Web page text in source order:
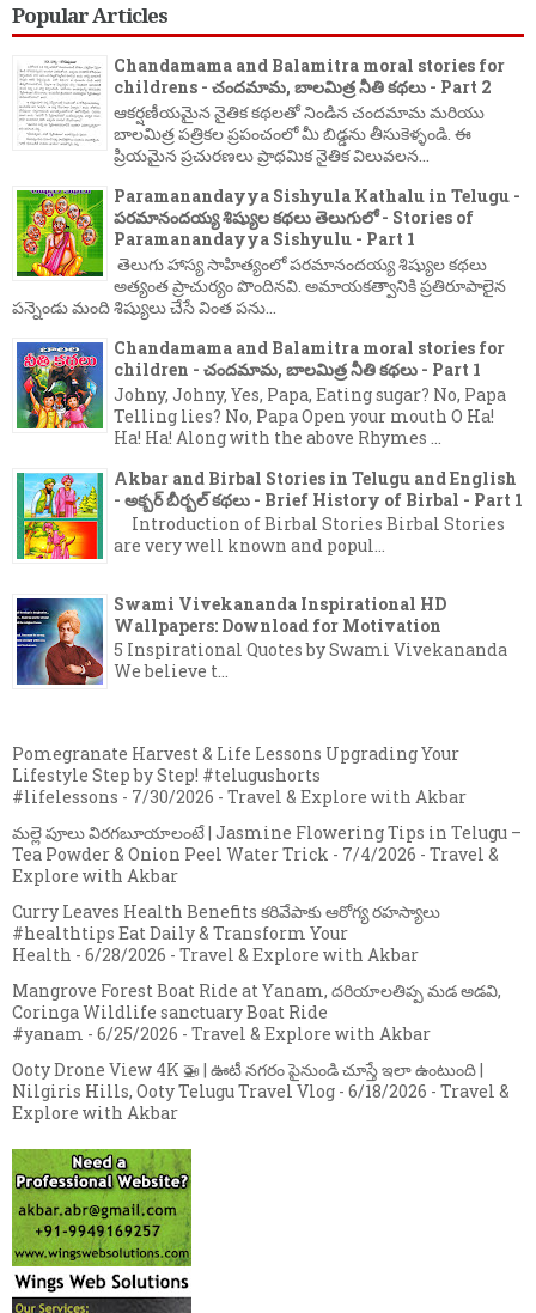
Popular Articles
Chandamama and Balamitra moral stories for
childrens - చందమామ, బాలమిత్ర నీతి కథలు - Part 2
ఆకర్షణీయమైన నైతిక కథలతో నిండిన చందమామ మరియు
బాలమిత్ర పత్రికల ప్రపంచంలో మీ బిడ్డను తీసుకెళ్ళండి. ఈ
ప్రియమైన ప్రచురణలు ప్రాథమిక నైతిక విలువలన...
Paramanandayya Sishyula Kathalu in Telugu -
పరమానందయ్య శిష్యుల కథలు తెలుగులో - Stories of
Paramanandayya Sishyulu - Part 1
తెలుగు హాస్య సాహిత్యంలో పరమానందయ్య శిష్యుల కథలు
అత్యంత ప్రాచుర్యం పొందినవి. అమాయకత్వానికి ప్రతిరూపాలైన
పన్నెండు మంది శిష్యులు చేసే వింత పను...
Chandamama and Balamitra moral stories for
children - చందమామ, బాలమిత్ర నీతి కథలు - Part 1
Johny, Johny, Yes, Papa, Eating sugar? No, Papa
Telling lies? No, Papa Open your mouth O Ha!
Ha! Ha! Along with the above Rhymes ...
Akbar and Birbal Stories in Telugu and English
- అక్బర్ బీర్బల్ కథలు - Brief History of Birbal - Part 1
Introduction of Birbal Stories Birbal Stories
are very well known and popul...
Swami Vivekananda Inspirational HD
Wallpapers: Download for Motivation
5 Inspirational Quotes by Swami Vivekananda
We believe t...
Pomegranate Harvest & Life Lessons Upgrading Your
Lifestyle Step by Step! #telugushorts
#lifelessons - 7/30/2026 - Travel & Explore with Akbar
మల్లె పూలు విరగబూయాలంటే | Jasmine Flowering Tips in Telugu –
Tea Powder & Onion Peel Water Trick - 7/4/2026 - Travel &
Explore with Akbar
Curry Leaves Health Benefits కరివేపాకు ఆరోగ్య రహస్యాలు
#healthtips Eat Daily & Transform Your
Health - 6/28/2026 - Travel & Explore with Akbar
Mangrove Forest Boat Ride at Yanam, దరియాలతిప్ప మడ అడవి,
Coringa Wildlife sanctuary Boat Ride
#yanam - 6/25/2026 - Travel & Explore with Akbar
Ooty Drone View 4K 🚁 | ఊటీ నగరం పైనుండి చూస్తే ఇలా ఉంటుంది |
Nilgiris Hills, Ooty Telugu Travel Vlog - 6/18/2026 - Travel &
Explore with Akbar